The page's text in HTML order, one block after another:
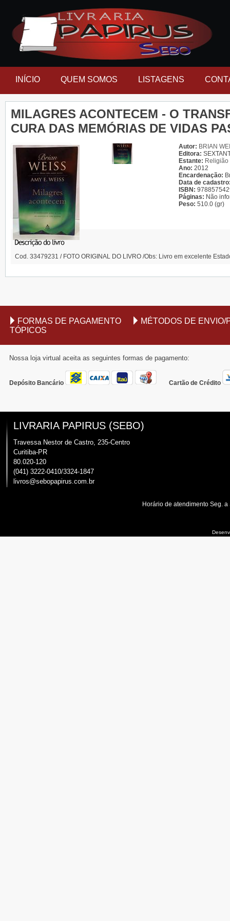
INÍCIO QUEM SOMOS LISTAGENS
MILAGRES ACONTECEM - O
CURA DAS MEMÓRIAS DE VIDAS
Autor: BRIAN
Editora:
Estante: Religião
Ano: 2012
Encardenação:
Data de
ISBN:
Páginas: Não
Peso: 510.0 (gr)
Cod. 33479231 / FOTO ORIGINAL DO LIVRO /Obs: Livro em excelente
FORMAS DE PAGAMENTO
MÉTODOS DE
TÓPICOS
Nossa loja virtual aceita as seguintes formas de pagamento:
Depósito Bancário Cartão de Crédito
LIVRARIA PAPIRUS (SEBO)
Travessa Nestor de Castro, 235-Centro
Curitiba-PR
80.020-120
(041) 3222-0410/3324-1847
livros@sebopapirus.com.br
Horário de atendimento Seg.